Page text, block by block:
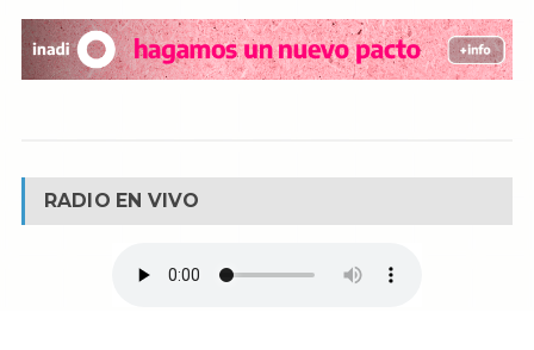
RADIO EN VIVO